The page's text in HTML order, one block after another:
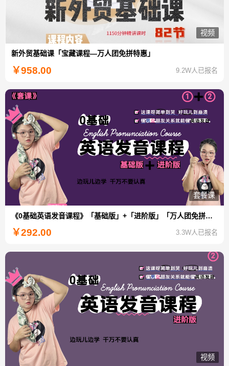
视频
新外贸基础课「宝藏课程—万人团免拼特惠」
￥958.00 9.2W人已报名
套餐课
《0基础英语发音课程》「基础版」+「进阶版」「万人团免拼特惠」
￥292.00 3.3W人已报名
视频